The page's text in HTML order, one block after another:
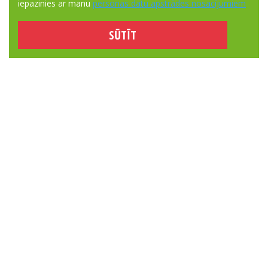
iepazinies ar manu personas datu apstrādes nosacījumiem